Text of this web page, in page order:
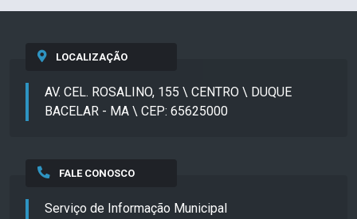
LOCALIZAÇÃO
AV. CEL. ROSALINO, 155 \ CENTRO \ DUQUE
BACELAR - MA \ CEP: 65625000
FALE CONOSCO
Serviço de Informação Municipal